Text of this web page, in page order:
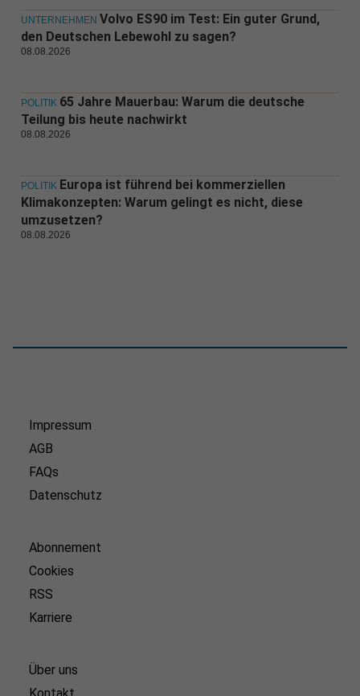
UNTERNEHMEN Volvo ES90 im Test: Ein guter Grund,
den Deutschen Lebewohl zu sagen?
08.08.2026
POLITIK 65 Jahre Mauerbau: Warum die deutsche
Teilung bis heute nachwirkt
08.08.2026
POLITIK Europa ist führend bei kommerziellen
Klimakonzepten: Warum gelingt es nicht, diese
umzusetzen?
08.08.2026
Impressum
AGB
FAQs
Datenschutz
Abonnement
Cookies
RSS
Karriere
Über uns
Kontakt